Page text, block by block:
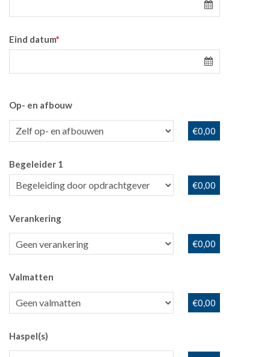
Eind datum*
Op- en afbouw
€0,00
Begeleider 1
€0,00
Verankering
€0,00
Valmatten
€0,00
Haspel(s)